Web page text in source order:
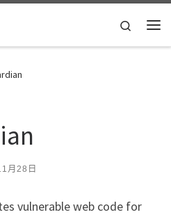
Search
月28日
vulnerable web code for